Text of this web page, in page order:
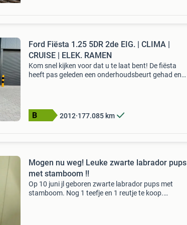
Ford Fiësta 1.25 5DR 2de EIG. | CLIMA |
CRUISE | ELEK. RAMEN
Kom snel kijken voor dat u te laat bent! De fiësta
heeft pas geleden een onderhoudsbeurt gehad en
2012 177.085 km
Mogen nu weg! Leuke zwarte labrador pups
met stamboom !!
Op 10 juni jl geboren zwarte labrador pups met
stamboom. Nog 1 teefje en 1 reutje te koop.